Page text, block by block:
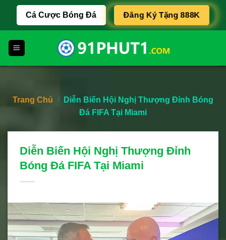
content
Cá Cược Bóng Đá Đăng Ký Tặng 888K
Trang Chủ /
Diễn Biến Hội Nghị Thượng Đỉnh Bóng
Đá FIFA Tại Miami
Diễn Biến Hội Nghị Thượng Đỉnh
Bóng Đá FIFA Tại Miami